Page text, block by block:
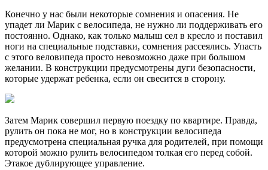
Конечно у нас были некоторые сомнения и опасения. Не
упадет ли Марик с велосипеда, не нужно ли поддерживать его
постоянно. Однако, как только малыш сел в кресло и поставил
ноги на специальные подставки, сомнения рассеялись. Упасть
с этого веловипеда просто невозможно даже при большом
желании. В конструкции предусмотрены дуги безопасности,
которые удержат ребенка, если он свесится в сторону.
Затем Марик совершил первую поездку по квартире. Правда,
рулить он пока не мог, но в конструкции велосипеда
предусмотрена специальная ручка для родителей, при помощи
которой можно рулить велосипедом толкая его перед собой.
Этакое дублирующее управление.